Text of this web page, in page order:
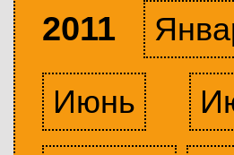
2011
Июнь